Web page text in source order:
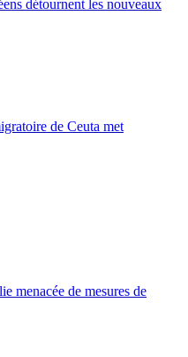
détournent les nouveaux
de Ceuta met
menacée de mesures de